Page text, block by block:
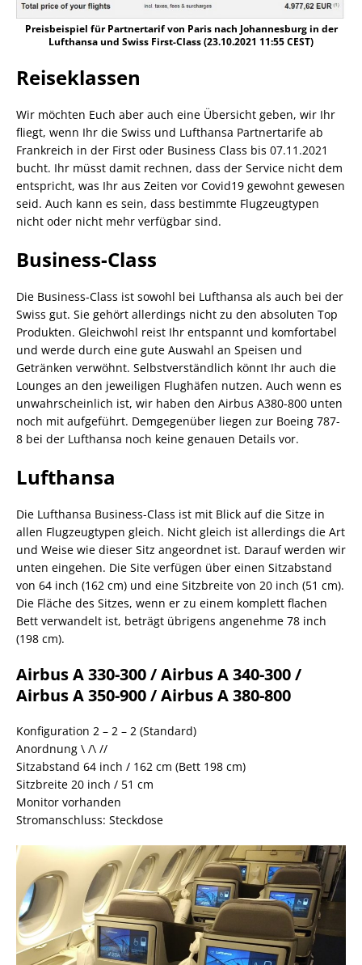
Preisbeispiel für Partnertarif von Paris nach Johannesburg in der
Lufthansa und Swiss First-Class (23.10.2021 11:55 CEST)
Reiseklassen
Wir möchten Euch aber auch eine Übersicht geben, wir Ihr
fliegt, wenn Ihr die Swiss und Lufthansa Partnertarife ab
Frankreich in der First oder Business Class bis 07.11.2021
bucht. Ihr müsst damit rechnen, dass der Service nicht dem
entspricht, was Ihr aus Zeiten vor Covid19 gewohnt gewesen
seid. Auch kann es sein, dass bestimmte Flugzeugtypen
nicht oder nicht mehr verfügbar sind.
Business-Class
Die Business-Class ist sowohl bei Lufthansa als auch bei der
Swiss gut. Sie gehört allerdings nicht zu den absoluten Top
Produkten. Gleichwohl reist Ihr entspannt und komfortabel
und werde durch eine gute Auswahl an Speisen und
Getränken verwöhnt. Selbstverständlich könnt Ihr auch die
Lounges an den jeweiligen Flughäfen nutzen. Auch wenn es
unwahrscheinlich ist, wir haben den Airbus A380-800 unten
noch mit aufgeführt. Demgegenüber liegen zur Boeing 787-
8 bei der Lufthansa noch keine genauen Details vor.
Lufthansa
Die Lufthansa Business-Class ist mit Blick auf die Sitze in
allen Flugzeugtypen gleich. Nicht gleich ist allerdings die Art
und Weise wie dieser Sitz angeordnet ist. Darauf werden wir
unten eingehen. Die Site verfügen über einen Sitzabstand
von 64 inch (162 cm) und eine Sitzbreite von 20 inch (51 cm).
Die Fläche des Sitzes, wenn er zu einem komplett flachen
Bett verwandelt ist, beträgt übrigens angenehme 78 inch
(198 cm).
Airbus A 330-300 / Airbus A 340-300 /
Airbus A 350-900 / Airbus A 380-800
Konfiguration 2 – 2 – 2 (Standard)
Anordnung \ /\ //
Sitzabstand 64 inch / 162 cm (Bett 198 cm)
Sitzbreite 20 inch / 51 cm
Monitor vorhanden
Stromanschluss: Steckdose